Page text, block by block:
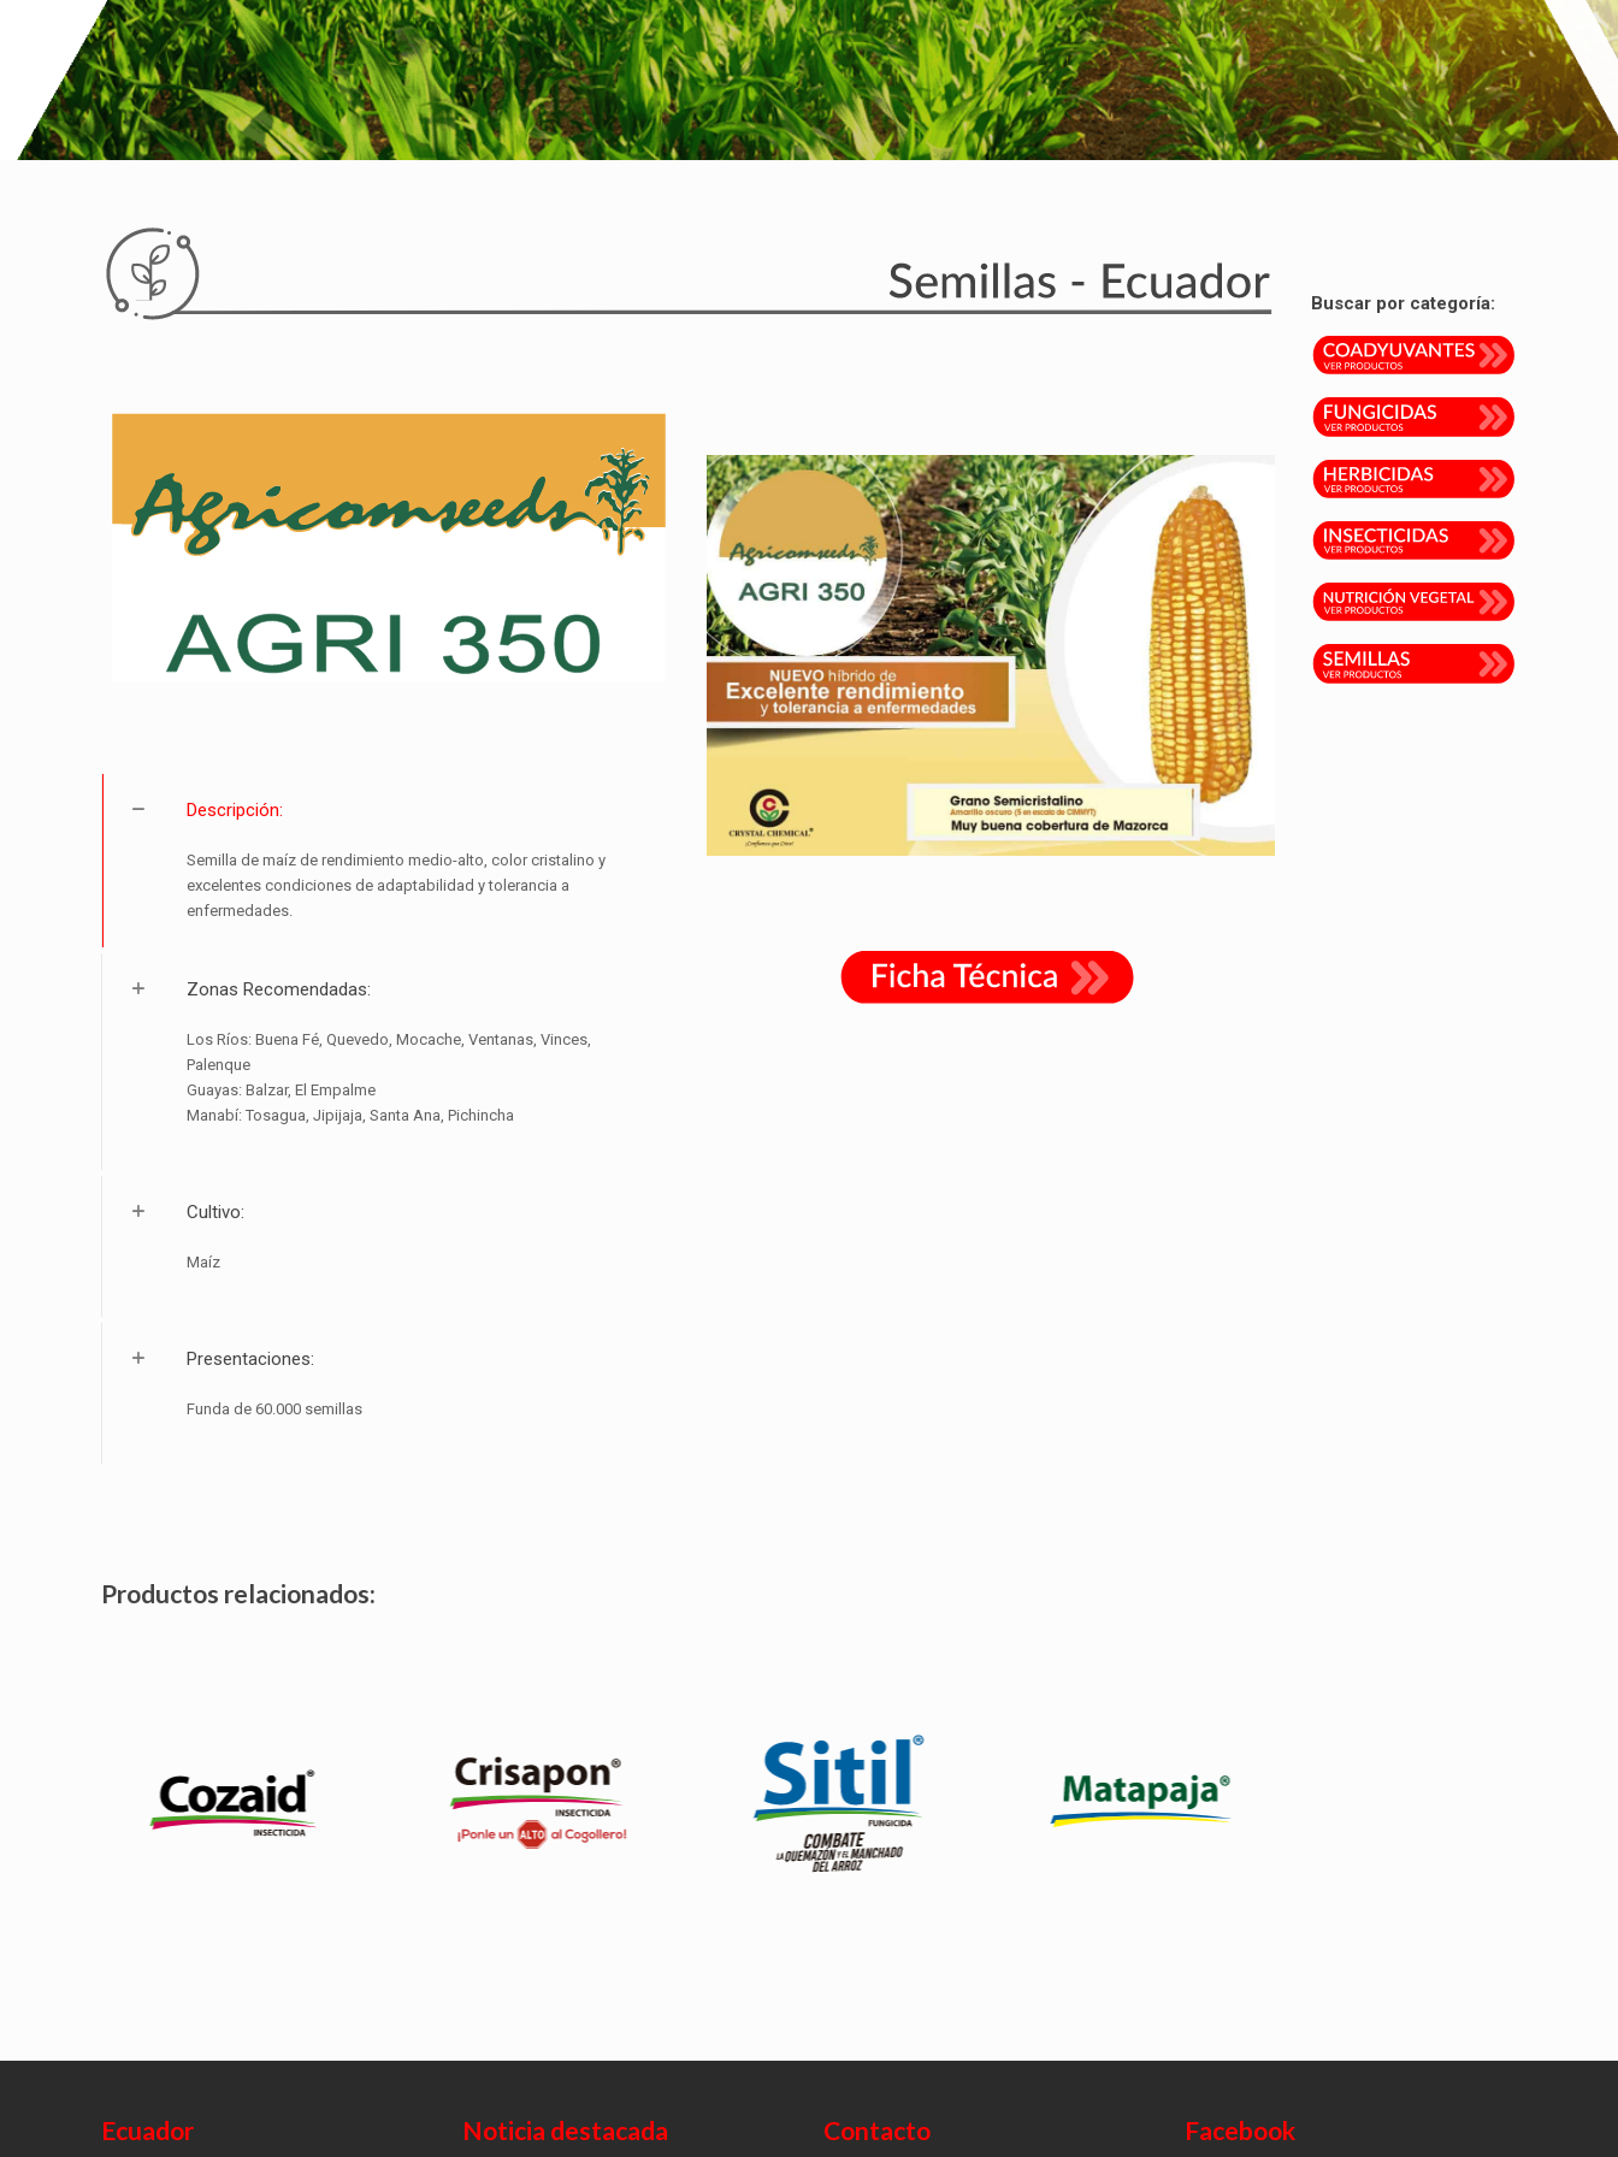
Descripción:
Semilla de maíz de rendimiento medio-alto, color cristalino y
excelentes condiciones de adaptabilidad y tolerancia a
enfermedades.
Zonas Recomendadas:
Los Ríos: Buena Fé, Quevedo, Mocache, Ventanas, Vinces,
Palenque
Guayas: Balzar, El Empalme
Manabí: Tosagua, Jipijaja, Santa Ana, Pichincha
Cultivo:
Maíz
Presentaciones:
Funda de 60.000 semillas
Productos relacionados:
quitina. Es específico para
artrópodos, lepidópteros
(gusano cogollero).
química de última generación.
Brinda máxima protección
frente a las larvas de polillas
(gusano cogollero)
Doble efecto preventivo y
curativo.
Dos vías para alcanzar el mejor
control.
Ver producto
malezas gramíneas anuales y
perennes en el cultivo de maíz.
Buscar por categoría:
Ecuador Noticia destacada Contacto Facebook